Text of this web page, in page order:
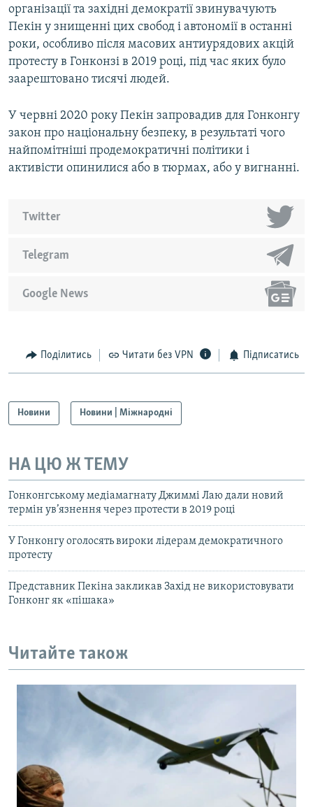
організації та західні демократії звинувачують
Пекін у знищенні цих свобод і автономії в останні
роки, особливо після масових антиурядових акцій
протесту в Гонконзі в 2019 році, під час яких було
заарештовано тисячі людей.
У червні 2020 року Пекін запровадив для Гонконгу
закон про національну безпеку, в результаті чого
найпомітніші продемократичні політики і
активісти опинилися або в тюрмах, або у вигнанні.
Telegram
Google News
Twitter
Поділитись Читати без VPN Підписатись
Новини Новини | Міжнародні
НА ЦЮ Ж ТЕМУ
Гонконгському медіамагнату Джиммі Лаю дали новий
термін ув’язнення через протести в 2019 році
У Гонконгу оголосять вироки лідерам демократичного
протесту
Представник Пекіна закликав Захід не використовувати
Гонконг як «пішака»
Читайте також